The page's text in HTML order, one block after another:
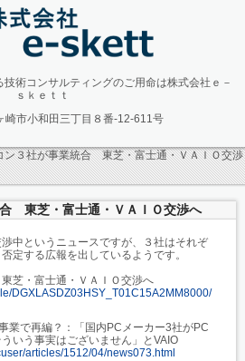
術コンサルティングのご用命は株式会社ｅ－
ｓｋｅｔｔ
崎市小和田三丁目８番-12-611号
ン３社が事業統合 東芝・富士通・ＶＡＩＯ交渉
東芝・富士通・ＶＡＩＯ交渉へ
中というニュースですが、３社はそれぞ
定する広報を出しているようです。
芝・富士通・ＶＡＩＯ交渉へ
DGXLASDZ03HSY_T01C15A2MM8000/
業で再編？：「国内PCメーカー3社がPC
いう事実はございません」とVAIO
articles/1512/04/news073.html